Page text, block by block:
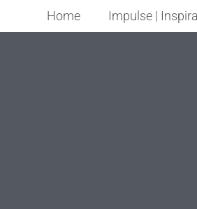
Home Impulse |